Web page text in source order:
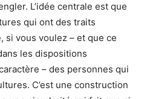
L’idée centrale est que
qui ont des traits
si vous voulez – et que ce
les dispositions
– des personnes qui
C’est une construction